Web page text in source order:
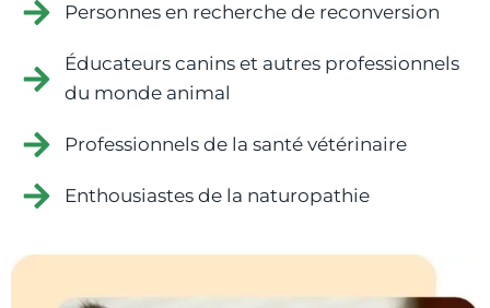
Personnes en recherche de reconversion
Éducateurs canins et autres professionnels
du monde animal
Professionnels de la santé vétérinaire
Enthousiastes de la naturopathie